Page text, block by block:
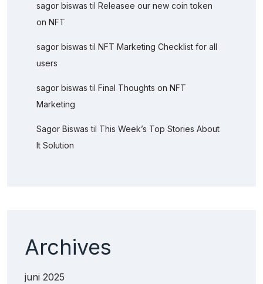
sagor biswas til Releasee our new coin token
on NFT
sagor biswas til NFT Marketing Checklist for all
users
sagor biswas til Final Thoughts on NFT
Marketing
Sagor Biswas til This Week’s Top Stories About
It Solution
Archives
juni 2025